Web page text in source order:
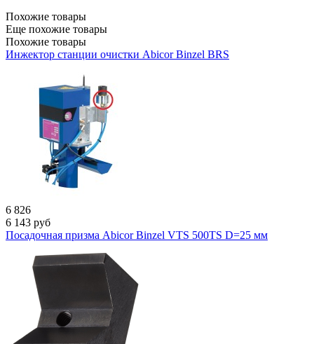
Похожие товары
Еще похожие товары
Похожие товары
Инжектор станции очистки Abicor Binzel BRS
6 826
6 143 руб
Посадочная призма Abicor Binzel VTS 500TS D=25 мм